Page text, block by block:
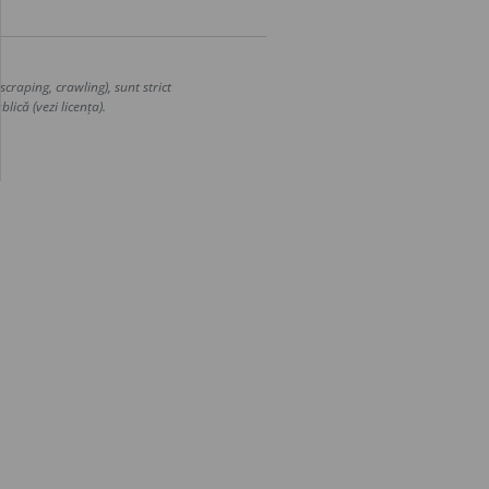
crawling), sunt strict
(vezi licența).